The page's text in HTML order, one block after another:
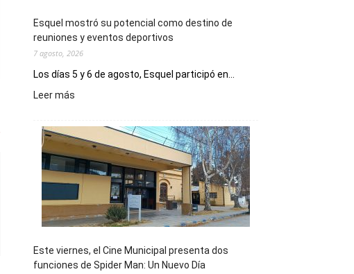
Esquel mostró su potencial como destino de
reuniones y eventos deportivos
7 agosto, 2026
Los días 5 y 6 de agosto, Esquel participó en...
Leer más
su
potencial
como
destino
de
reuniones
y
deportivos
Este viernes, el Cine Municipal presenta dos
funciones de Spider Man: Un Nuevo Día